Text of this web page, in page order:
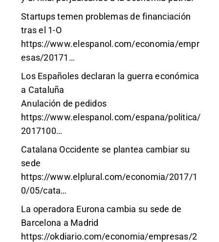
Startups temen problemas de financiación
tras el 1-O
https://www.elespanol.com/economia/empr
esas/20171 …
Los Españoles declaran la guerra económica
a Cataluña
Anulación de pedidos
https://www.elespanol.com/espana/politica/
2017100…
Catalana Occidente se plantea cambiar su
sede
https://www.elplural.com/economia/2017/1
0/05/cata…
La operadora Eurona cambia su sede de
Barcelona a Madrid
https://okdiario.com/economia/empresas/2